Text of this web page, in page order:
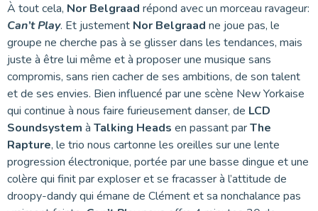
À tout cela, Nor Belgraad répond avec un morceau ravageur:
Can’t Play. Et justement Nor Belgraad ne joue pas, le
groupe ne cherche pas à se glisser dans les tendances, mais
juste à être lui même et à proposer une musique sans
compromis, sans rien cacher de ses ambitions, de son talent
et de ses envies. Bien influencé par une scène New Yorkaise
qui continue à nous faire furieusement danser, de LCD
Soundsystem à Talking Heads en passant parThe
Rapture, le trio nous cartonne les oreilles sur une lente
progression électronique, portée par une basse dingue et une
colère qui finit par exploser et se fracasser à l’attitude de
droopy-dandy qui émane de Clément et sa nonchalance pas